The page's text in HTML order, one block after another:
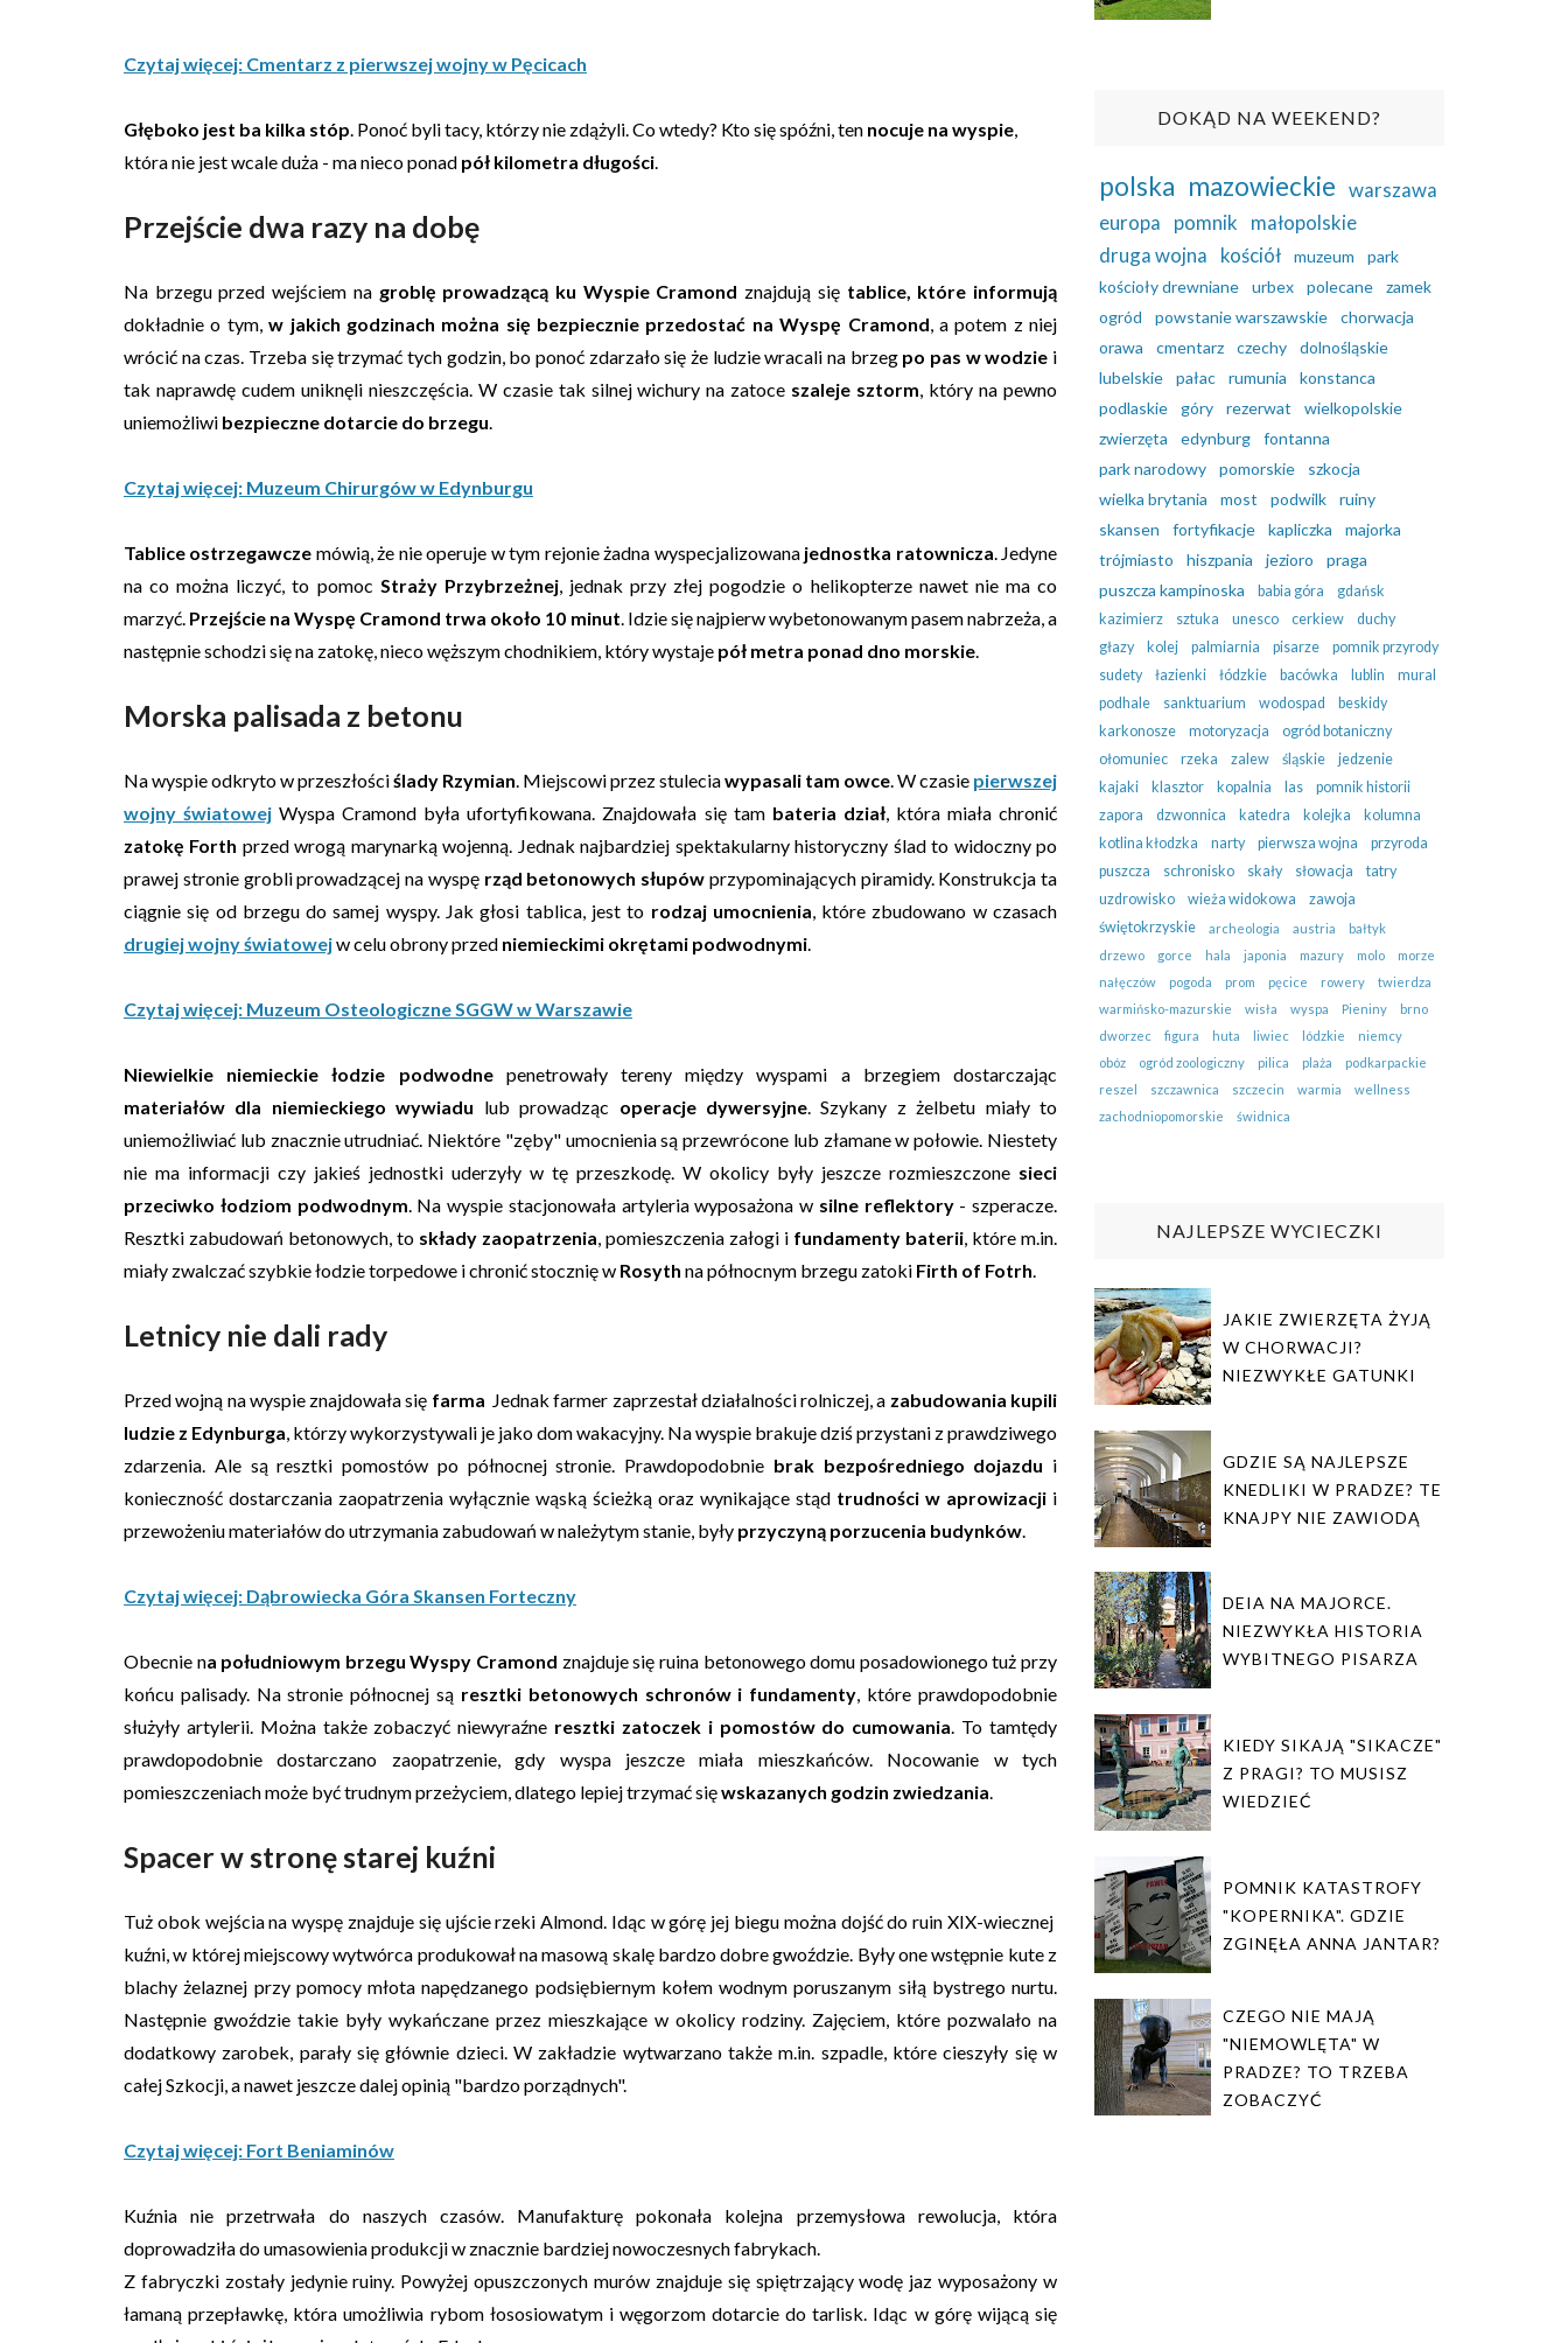
Czytaj więcej: Cmentarz z pierwszej wojny w Pęcicach
Głęboko jest ba kilka stóp . Ponoć byli tacy, którzy nie zdążyli. Co wtedy? Kto się spóźni, ten nocuje na wyspie
która nie jest wcale duża - ma nieco ponad pół kilometra długości
Przejście dwa razy na dobę
Na brzegu przed wejściem na groblę prowadzącą ku Wyspie Cramond znajdują się tablice, które informują
dokładnie o tym,w jakich godzinach można się bezpiecznie przedostać na Wyspę Cramond , a potem z niej
wrócić na czas. Trzeba się trzymać tych godzin, bo ponoć zdarzało się że ludzie wracali na brzeg po pas w wodzie i
tak naprawdę cudem uniknęli nieszczęścia. W czasie tak silnej wichury na zatoce szaleje sztorm , który na pewno
uniemożliwi bezpieczne dotarcie do brzegu
Czytaj więcej: Muzeum Chirurgów w Edynburgu
Tablice ostrzegawcze mówią, że nie operuje w tym rejonie żadna wyspecjalizowana jednostka ratownicza . Jedyne
na co można liczyć, to pomoc Straży Przybrzeżnej, jednak przy złej pogodzie o helikopterze nawet nie ma co
marzyć. Przejście na Wyspę Cramond trwa około 10 minut . Idzie się najpierw wybetonowanym pasem nabrzeża, a
następnie schodzi się na zatokę, nieco węższym chodnikiem, który wystaje pół metra ponad dno morskie
Morska palisada z betonu
Na wyspie odkryto w przeszłościślady Rzymian . Miejscowi przez stuleciawypasali tam owce . W czasie pierwszej
wojny światowej Wyspa Cramond była ufortyfikowana. Znajdowała się tam bateria dział, która miała chronić
zatokę Forth przed wrogą marynarką wojenną. Jednak najbardziej spektakularny historyczny ślad to widoczny po
prawej stronie grobli prowadzącej na wyspę rząd betonowych słupów przypominających piramidy. Konstrukcja ta
ciągnie się od brzegu do samej wyspy. Jak głosi tablica, jest to rodzaj umocnienia , które zbudowano w czasach
drugiej wojny światowejw celu obrony przed niemieckimi okrętami podwodnymi
Czytaj więcej: Muzeum Osteologiczne SGGW w Warszawie
Niewielkie niemieckie łodzie podwodnepenetrowały tereny między wyspami a brzegiem dostarczając
materiałów dla niemieckiego wywiadu lub prowadząc operacje dywersyjne. Szykany z żelbetu miały to
uniemożliwiać lub znacznie utrudniać. Niektóre "zęby" umocnienia są przewrócone lub złamane w połowie. Niestety
nie ma informacji czy jakieś jednostki uderzyły w tę przeszkodę. W okolicy były jeszcze rozmieszczone sieci
przeciwko łodziom podwodnym . Na wyspie stacjonowała artyleria wyposażona w silne reflektory- szperacze.
Resztki zabudowań betonowych, to składy zaopatrzenia , pomieszczenia załogi i fundamenty baterii , które m.in.
miały zwalczać szybkie łodzie torpedowe i chronić stocznię w Rosyth na północnym brzegu zatoki Firth of Fotrh
Letnicy nie dali rady
Przed wojną na wyspie znajdowała się farma Jednak farmer zaprzestał działalności rolniczej, a zabudowania kupili
ludzie z Edynburga , którzy wykorzystywali je jako dom wakacyjny. Na wyspie brakuje dziś przystani z prawdziwego
zdarzenia. Ale są resztki pomostów po północnej stronie. Prawdopodobnie brak bezpośredniego dojazdu i
konieczność dostarczania zaopatrzenia wyłącznie wąską ścieżką oraz wynikające stąd trudności w aprowizacji i
przewożeniu materiałów do utrzymania zabudowań w należytym stanie, były przyczyną porzucenia budynków
Czytaj więcej: Dąbrowiecka Góra Skansen Forteczny
Obecnie na południowym brzegu Wyspy Cramond znajduje się ruina betonowego domu posadowionego tuż przy
końcu palisady. Na stronie północnej są resztki betonowych schronów i fundamenty , które prawdopodobnie
służyły artylerii. Można także zobaczyć niewyraźne resztki zatoczek i pomostów do cumowania . To tamtędy
prawdopodobnie dostarczano zaopatrzenie, gdy wyspa jeszcze miała mieszkańców. Nocowanie w tych
pomieszczeniach może być trudnym przeżyciem, dlatego lepiej trzymać sięwskazanych godzin zwiedzania
Spacer w stronę starej kuźni
Tuż obok wejścia na wyspę znajduje się ujście rzeki Almond. Idąc w górę jej biegu można dojść do ruin XIX-wiecznej
kuźni, w której miejscowy wytwórca produkował na masową skalę bardzo dobre gwoździe. Były one wstępnie kute z
blachy żelaznej przy pomocy młota napędzanego podsiębiernym kołem wodnym poruszanym siłą bystrego nurtu.
Następnie gwoździe takie były wykańczane przez mieszkające w okolicy rodziny. Zajęciem, które pozwalało na
dodatkowy zarobek, parały się głównie dzieci. W zakładzie wytwarzano także m.in. szpadle, które cieszyły się w
całej Szkocji, a nawet jeszcze dalej opinią "bardzo porządnych".
Czytaj więcej: Fort Beniaminów
Kuźnia nie przetrwała do naszych czasów. Manufakturę pokonała kolejna przemysłowa rewolucja, która
doprowadziła do umasowienia produkcji w znacznie bardziej nowoczesnych fabrykach.
Z fabryczki zostały jedynie ruiny. Powyżej opuszczonych murów znajduje się spiętrzający wodę jaz wyposażony w
łamaną przepławkę, która umożliwia rybom łososiowatym i węgorzom dotarcie do tarlisk. Idąc w górę wijącą się
DOKĄD NA WEEKEND?
polska mazowieckie warszawa
europa
pomnik
małopolskie
druga wojna
kościół muzeum
park
kościoły drewniane
urbex polecane
zamek
ogród
powstanie warszawskie
chorwacja
orawa
cmentarz czechy
dolnośląskie
lubelskie
pałac rumunia
konstanca
podlaskie
góry rezerwat
wielkopolskie
zwierzęta
edynburg
fontanna
park narodowy
pomorskie
szkocja
wielka brytania
most podwilk
ruiny
skansen
fortyfikacje kapliczka
majorka
trójmiasto
hiszpania jezioro
praga
puszcza kampinoska
babia góra
gdańsk
kazimierz
sztuka unesco cerkiew
duchy
głazy
kolej palmiarnia pisarze
pomnik przyrody
sudety
łazienki łódzkie bacówka lublin
mural
podhale
sanktuarium wodospad
beskidy
karkonosze
motoryzacja
ogród botaniczny
ołomuniec
rzeka zalew śląskie
jedzenie
kajaki
klasztor kopalnia las
pomnik historii
zapora
dzwonnica katedra kolejka
kolumna
kotlina kłodzka
narty pierwsza wojna
przyroda
puszcza
schronisko skały słowacja
tatry
uzdrowisko
wieża widokowa
zawoja
świętokrzyskie
archeologia austria
bałtyk
drzewo
gorce hala japonia mazury molo
morze
nałęczów
pogoda prom pęcice rowery
twierdza
warmińsko-mazurskie
wisła wyspa Pieniny
brno
dworzec
figura huta liwiec lódzkie
niemcy
obóz
ogród zoologiczny pilica plaża
podkarpackie
reszel
szczawnica szczecin warmia
wellness
zachodniopomorskie
świdnica
NAJLEPSZE WYCIECZKI
JAKIE ZWIERZĘTA ŻYJĄ
W CHORWACJI?
NIEZWYKŁE GATUNKI
GDZIE SĄ NAJLEPSZE
KNEDLIKI W PRADZE? TE
KNAJPY NIE ZAWIODĄ
DEIA NA MAJORCE.
NIEZWYKŁA HISTORIA
WYBITNEGO PISARZA
KIEDY SIKAJĄ "SIKACZE"
Z PRAGI? TO MUSISZ
WIEDZIEĆ
POMNIK KATASTROFY
"KOPERNIKA". GDZIE
ZGINĘŁA ANNA JANTAR?
CZEGO NIE MAJĄ
"NIEMOWLĘTA" W
PRADZE? TO TRZEBA
ZOBACZYĆ